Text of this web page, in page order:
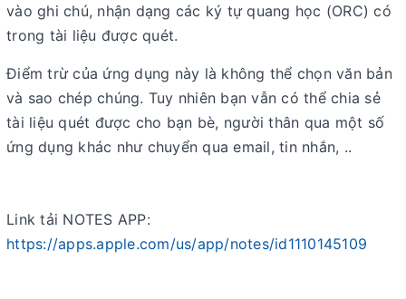
vào ghi chú, nhận dạng các ký tự quang học (ORC) có
trong tài liệu được quét.
Điểm trừ của ứng dụng này là không thể chọn văn bản
và sao chép chúng. Tuy nhiên bạn vẫn có thể chia sẻ
tài liệu quét được cho bạn bè, người thân qua một số
ứng dụng khác như chuyển qua email, tin nhắn, ..
Link tải NOTES APP:
https://apps.apple.com/us/app/notes/id1110145109